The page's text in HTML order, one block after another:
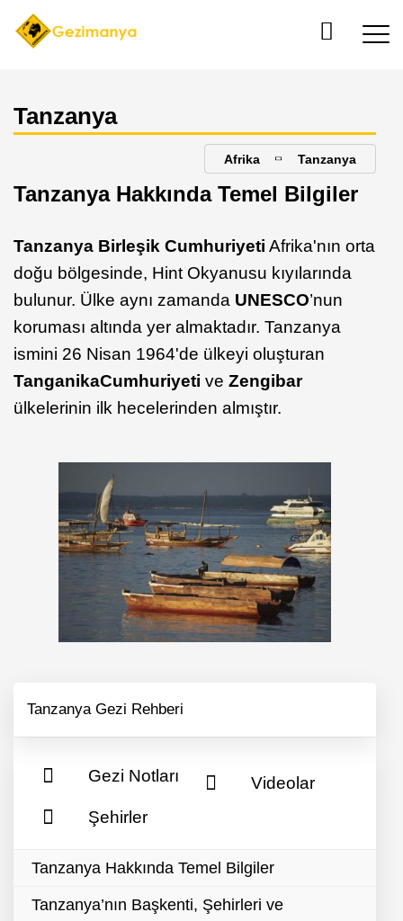
Tanzanya
Afrika Tanzanya
Tanzanya Hakkında Temel Bilgiler
Tanzanya Birleşik Cumhuriyeti Afrika'nın orta
doğu bölgesinde, Hint Okyanusu kıyılarında
bulunur. Ülke aynı zamanda UNESCO’nun
koruması altında yer almaktadır. Tanzanya
ismini 26 Nisan 1964'de ülkeyi oluşturan
TanganikaCumhuriyeti ve Zengibar
ülkelerinin ilk hecelerinden almıştır.
Tanzanya Gezi Rehberi
Gezi Notları
Şehirler
Videolar
Tanzanya Hakkında Temel Bilgiler
Tanzanya’nın Başkenti, Şehirleri ve